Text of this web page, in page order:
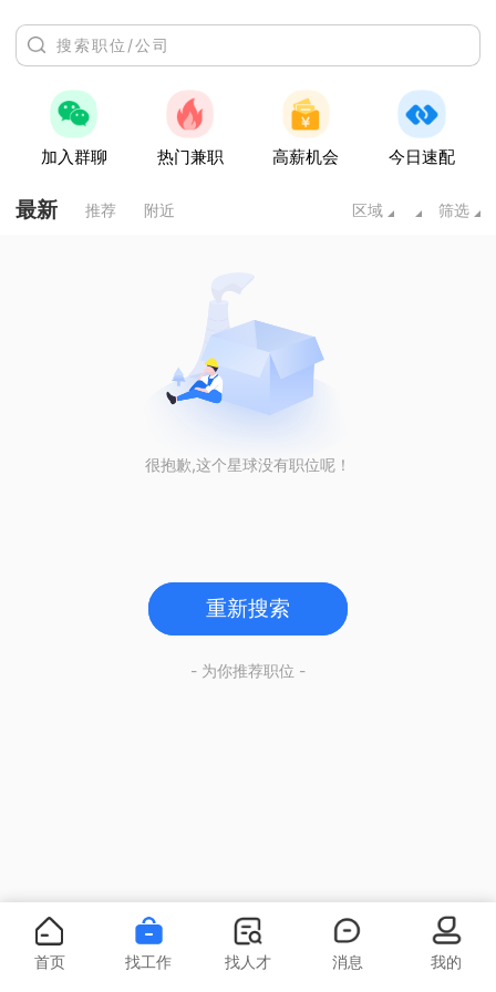
加入群聊 热门兼职 高薪机会 今日速配
最新 推荐 附近 区域 筛选
很抱歉,这个星球没有职位呢！
重新搜索
- 为你推荐职位 -
首页 找工作 找人才 消息 我的